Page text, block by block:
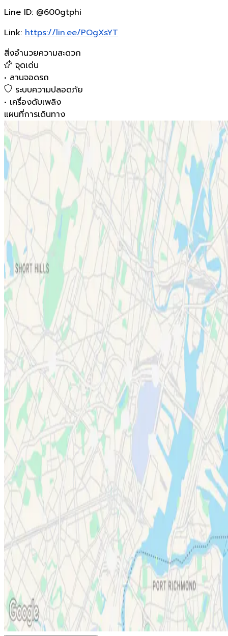
Line ID: @600gtphi
Link: https://lin.ee/POgXsYT
สิ่งอำนวยความสะดวก
จุดเด่น
• ลานจอดรถ
ระบบความปลอดภัย
• เครื่องดับเพลิง
แผนที่การเดินทาง